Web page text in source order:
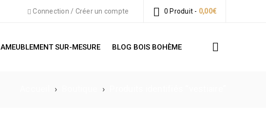
0 Produit - 0,00€
Connection / Créer un compte
AMEUBLEMENT SUR-MESURE BLOG BOIS BOHÈME
› ›